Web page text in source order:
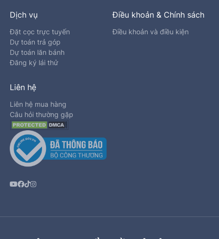
Dịch vụ
Đặt cọc trực tuyến
Dự toán trả góp
Dự toán lăn bánh
Đăng ký lái thử
Điều khoản & Chính sách
Điều khoản và điều kiện
Liên hệ
Liên hệ mua hàng
Câu hỏi thường gặp